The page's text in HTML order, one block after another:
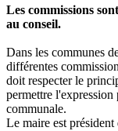
Les commissions
au conseil.
Dans les communes
différentes
doit respecter le
permettre l'expression
communale.
Le maire est